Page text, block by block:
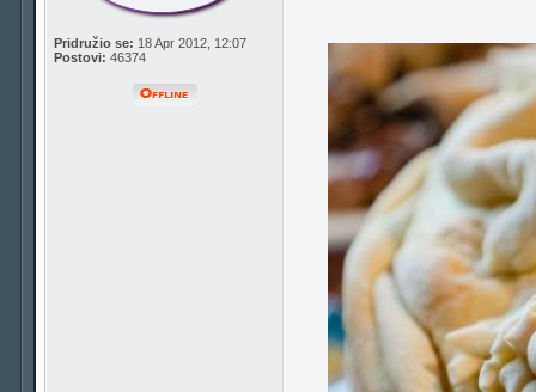
Pridružio se: 18 Apr 2012, 12:07
Postovi: 46374